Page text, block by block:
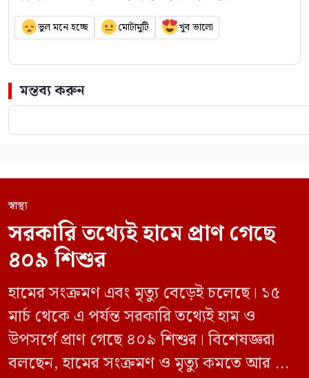
ভুল মনে হচ্ছে মোটামুটি খুব ভালো
মন্তব্য করুন
স্বাস্থ্য
সরকারি তথ্যেই হামে প্রাণ গেছে
৪০৯ শিশুর
হামের সংক্রমণ এবং মৃত্যু বেড়েই চলেছে। ১৫
মার্চ থেকে এ পর্যন্ত সরকারি তথ্যেই হাম ও
উপসর্গে প্রাণ গেছে ৪০৯ শিশুর। বিশেষজ্ঞরা
বলছেন, হামের সংক্রমণ ও মৃত্যু কমতে আর দেড়